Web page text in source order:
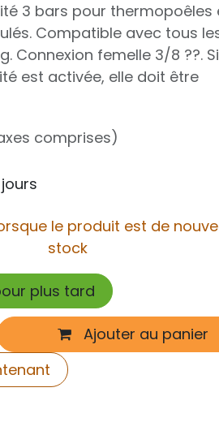
3 bars pour thermopoêles
Compatible avec tous
Connexion femelle 3/8 ??.
est activée, elle doit être
comprises)
le produit est de
stock
plus tard
Ajouter au panier